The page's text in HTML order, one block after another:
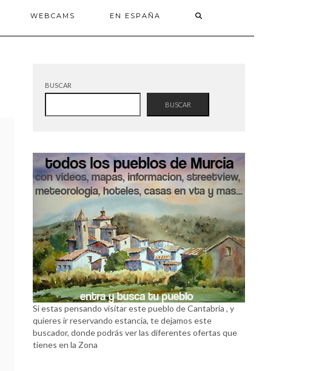
WEBCAMS EN ESPAÑA
BUSCAR
BUSCAR
Si estas pensando visitar este pueblo de Cantabria , y
quieres ir reservando estancia, te dejamos este
buscador, donde podrás ver las diferentes ofertas que
tienes en la Zona